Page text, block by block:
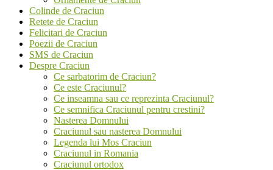
Colinde de Craciun
Retete de Craciun
Felicitari de Craciun
Poezii de Craciun
SMS de Craciun
Despre Craciun
Ce sarbatorim de Craciun?
Ce este Craciunul?
Ce inseamna sau ce reprezinta Craciunul?
Ce semnifica Craciunul pentru crestini?
Nasterea Domnului
Craciunul sau nasterea Domnului
Legenda lui Mos Craciun
Craciunul in Romania
Craciunul ortodox